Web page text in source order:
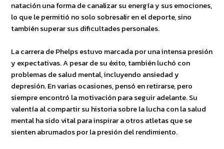
natación una forma de canalizar su energía y sus emociones,
lo que le permitió no solo sobresalir en el deporte, sino
también superar sus dificultades personales.
La carrera de Phelps estuvo marcada por una intensa presión
y expectativas. A pesar de su éxito, también luchó con
problemas de salud mental, incluyendo ansiedad y
depresión. En varias ocasiones, pensó en retirarse, pero
siempre encontró la motivación para seguir adelante. Su
valentía al compartir su historia sobre la lucha con la salud
mental ha sido vital para inspirar a otros atletas que se
sienten abrumados por la presión del rendimiento.